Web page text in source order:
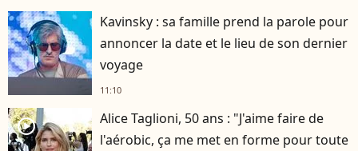
Kavinsky : sa famille prend la parole pour
annoncer la date et le lieu de son dernier
voyage
11:10
player2
Alice Taglioni, 50 ans : "J'aime faire de
l'aérobic, ça me met en forme pour toute